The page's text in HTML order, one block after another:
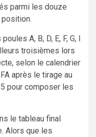
parmi les douze
A, B, D, E, F, G, I
troisièmes lors
selon le calendrier
après le tirage au
pour composer les
le tableau final
Alors que les